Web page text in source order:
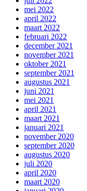
mei 2022
april 2022
maart 2022
februari 2022
december 2021
november 2021
oktober 2021
september 2021
augustus 2021
juni 2021
mei 2021
april 2021
maart 2021
januari 2021
november 2020
september 2020
augustus 2020
juli 2020
april 2020
maart 2020